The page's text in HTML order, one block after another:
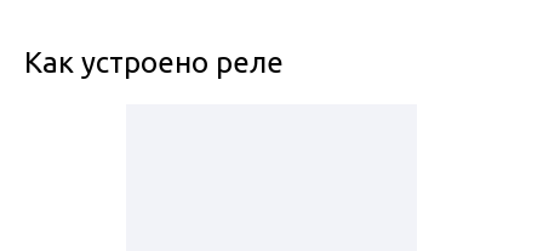
Как устроено реле